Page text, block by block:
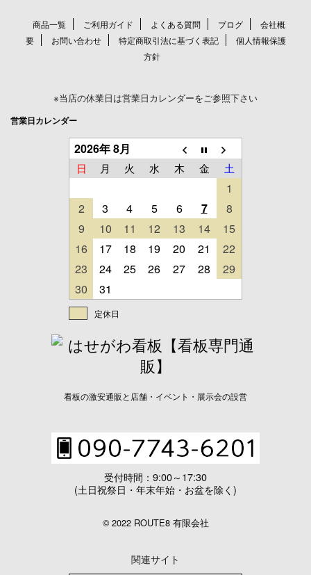
商品一覧 ご利用ガイド よくある質問 ブログ
会社概
要
お問い合わせ 特定商取引法に基づく表記
個人情報保護
方針
※当店の休業日は営業日カレンダーをご参照下さい
営業日カレンダー
2026年 8月
日 月 火 水 木 金 土
1
2
3 4 5 6 7
8
9
10 11 12 13 14
15
16
17 18 19 20 21
22
23
24 25 26 27 28
29
30
31
定休日
看板の激安通販と店舗・イベント・展示会の設営
受付時間：9:00～17:30
(土日祝祭日・年末年始・お盆を除く)
© 2022 ROUTE8 有限会社
関連サイト